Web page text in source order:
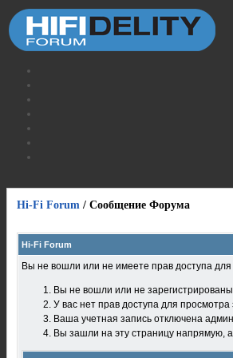
Hi-Fi Forum / Сообщение Форума
Hi-Fi Forum
Вы не вошли или не имеете прав доступа
Вы не вошли или не
У вас нет прав доступа для
Ваша учетная запись отключена
Вы зашли на эту страницу напрямую,